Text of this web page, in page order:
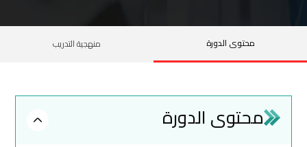
محتوى الدورة منهجية التدريب
محتوى الدورة